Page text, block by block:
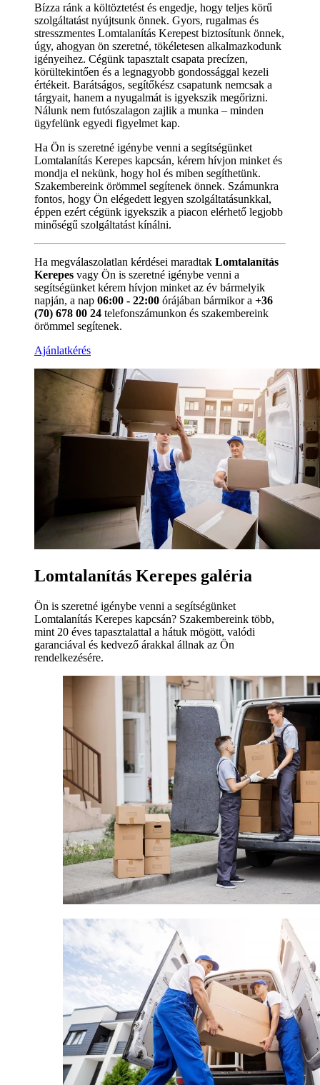
Bízza ránk a költöztetést és engedje, hogy teljes körű
szolgáltatást nyújtsunk önnek. Gyors, rugalmas és
stresszmentes Lomtalanítás Kerepest biztosítunk önnek,
úgy, ahogyan ön szeretné, tökéletesen alkalmazkodunk
igényeihez. Cégünk tapasztalt csapata precízen,
körültekintően és a legnagyobb gondossággal kezeli
értékeit. Barátságos, segítőkész csapatunk nemcsak a
tárgyait, hanem a nyugalmát is igyekszik megőrizni.
Nálunk nem futószalagon zajlik a munka – minden
ügyfelünk egyedi figyelmet kap.
Ha Ön is szeretné igénybe venni a segítségünket
Lomtalanítás Kerepes kapcsán, kérem hívjon minket és
mondja el nekünk, hogy hol és miben segíthetünk.
Szakembereink örömmel segítenek önnek. Számunkra
fontos, hogy Ön elégedett legyen szolgáltatásunkkal,
éppen ezért cégünk igyekszik a piacon elérhető legjobb
minőségű szolgáltatást kínálni.
Ha megválaszolatlan kérdései maradtak Lomtalanítás
Kerepes vagy Ön is szeretné igénybe venni a
segítségünket kérem hívjon minket az év bármelyik
napján, a nap 06:00 - 22:00 órájában bármikor a +36
(70) 678 00 24 telefonszámunkon és szakembereink
örömmel segítenek.
Ajánlatkérés
Lomtalanítás Kerepes galéria
Ön is szeretné igénybe venni a segítségünket
Lomtalanítás Kerepes kapcsán? Szakembereink több,
mint 20 éves tapasztalattal a hátuk mögött, valódi
garanciával és kedvező árakkal állnak az Ön
rendelkezésére.